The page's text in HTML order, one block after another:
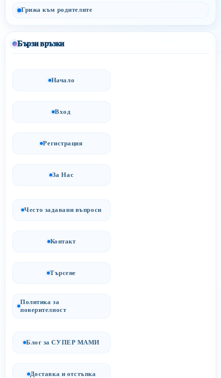
Грижа към родителите
Бързи връзки
Начало
Вход
Регистрация
За Нас
Често задавани въпроси
Контакт
Търсене
Политика за
поверителност
Блог за СУПЕР МАМИ
Доставка и отстъпка